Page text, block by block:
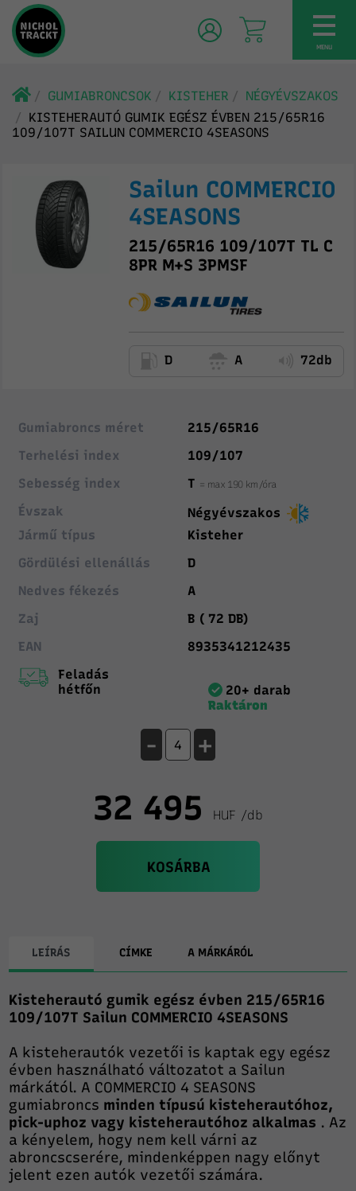
MENU
GUMIABRONCSOK KISTEHER
NÉGYÉVSZAKOS
KISTEHERAUTÓ GUMIK EGÉSZ ÉVBEN 215/65R16
109/107T SAILUN COMMERCIO 4SEASONS
Sailun COMMERCIO
4SEASONS
215/65R16 109/107T TL C
8PR M+S 3PMSF
D A 72db
Gumiabroncs méret
215/65R16
Terhelési index
109/107
Sebesség index
T = max 190 km/óra
Évszak
Négyévszakos
Jármű típus
Kisteher
Gördülési ellenállás
D
Nedves fékezés
A
Zaj
B ( 72 DB)
EAN
8935341212435
Feladás
hétfőn
20+ darab
Raktáron
- +
32 495 HUF /db
KOSÁRBA
LEÍRÁS CÍMKE A MÁRKÁRÓL
Kisteherautó gumik egész évben 215/65R16
109/107T Sailun COMMERCIO 4SEASONS
A kisteherautók vezetői is kaptak egy egész
évben használható változatot a Sailun
márkától. A COMMERCIO 4 SEASONS
gumiabroncs minden típusú kisteherautóhoz,
pick-uphoz vagy kisteherautóhoz alkalmas . Az
a kényelem, hogy nem kell várni az
abroncscserére, mindenképpen nagy előnyt
jelent ezen autók vezetői számára.